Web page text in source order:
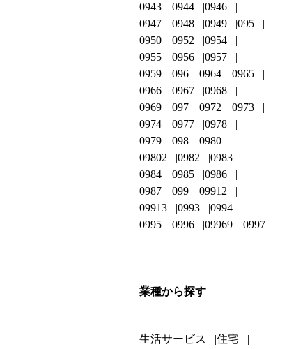
0943
0944
0946
0947
0948 0949
095
0950
0952
0954
0955
0956
0957
0959
096 0964
0965
0966
0967
0968
0969
097 0972
0973
0974
0977
0978
0979
098
0980
09802
0982
0983
0984
0985
0986
0987
099
09912
09913
0993
0994
0995
0996 09969 0997
業種から探す
生活サービス 住宅